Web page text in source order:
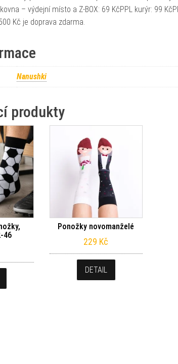
– výdejní místo a Z-BOX: 69 KčPPL kurýr: 99
Kč je doprava zdarma.
Nanushki
produkty
46
Ponožky novomanželé
229 Kč
DETAIL